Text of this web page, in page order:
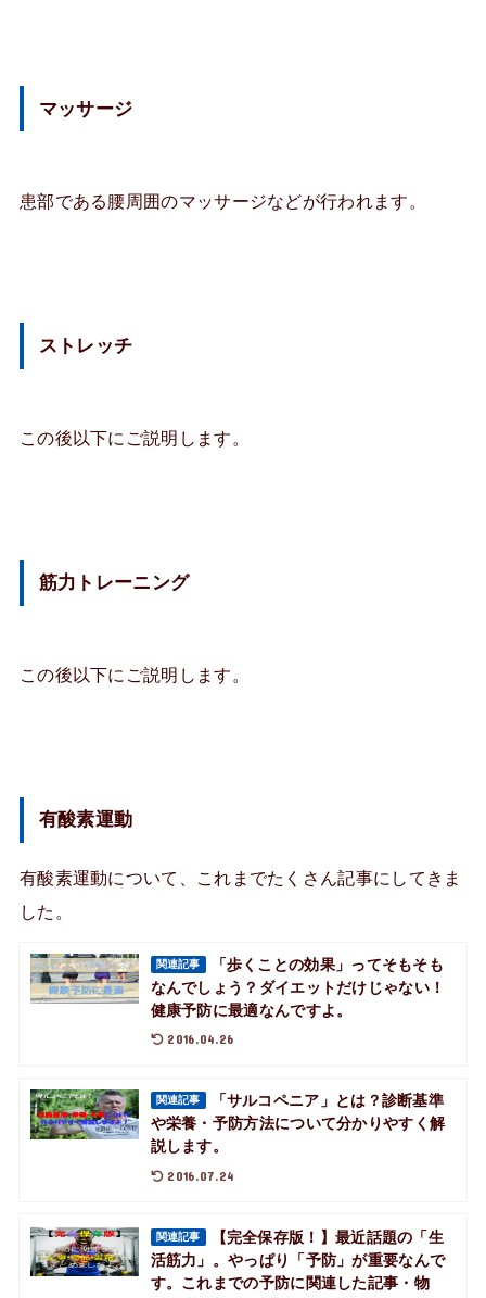
マッサージ
患部である腰周囲のマッサージなどが行われます。
ストレッチ
この後以下にご説明します。
筋力トレーニング
この後以下にご説明します。
有酸素運動
有酸素運動について、これまでたくさん記事にしてきま
した。
関連記事
「歩くことの効果」ってそもそも
なんでしょう？ダイエットだけじゃない！
健康予防に最適なんですよ。
2016.04.26
関連記事
「サルコペニア」とは？診断基準
や栄養・予防方法について分かりやすく解
説します。
2016.07.24
関連記事
【完全保存版！】最近話題の「生
活筋力」。やっぱり「予防」が重要なんで
す。これまでの予防に関連した記事・物